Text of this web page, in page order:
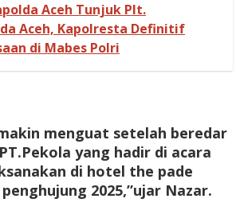
Aceh Tunjuk Plt.
Aceh, Kapolresta Definitif
di Mabes Polri
menguat setelah beredar
yang hadir di acara
di hotel the pade
2025,”ujar Nazar.